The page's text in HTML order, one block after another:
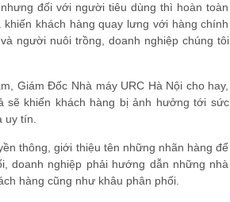
đối với người tiêu dùng thì hoàn toàn
khách hàng quay lưng với hàng chính
người nuôi trồng, doanh nghiệp chúng tôi
Giám Đốc Nhà máy URC Hà Nội cho hay,
sẽ khiến khách hàng bị ảnh hưởng tới sức
uy tín.
thông, giới thiệu tên những nhãn hàng để
doanh nghiệp phải hướng dẫn những nhà
hàng cũng như khâu phân phối.